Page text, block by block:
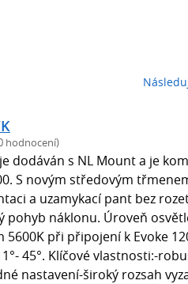
hodnocení)
je dodáván s NL Mount a je
S novým středovým
a uzamykací pant bez
pohyb náklonu. Úroveň
5600K při připojení k Evoke
45°. Klíčové vlastnosti:-
nastavení-široký rozsah